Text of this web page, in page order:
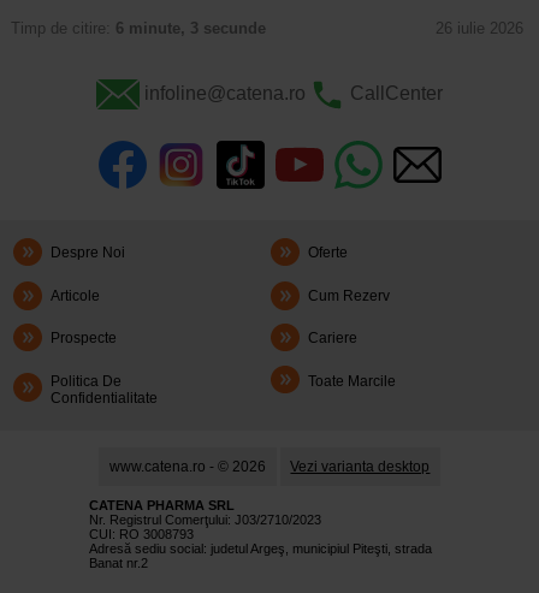
Timp de citire: 6 minute, 3 secunde 26 iulie 2026
infoline@catena.ro CallCenter
Despre Noi Oferte
Articole Cum Rezerv
Prospecte Cariere
Politica De
Confidentialitate
Toate Marcile
www.catena.ro - © 2026 Vezi varianta desktop
CATENA PHARMA SRL
Nr. Registrul Comerţului: J03/2710/2023
CUI: RO 3008793
Adresă sediu social: judetul Argeş, municipiul Piteşti, strada
Banat nr.2